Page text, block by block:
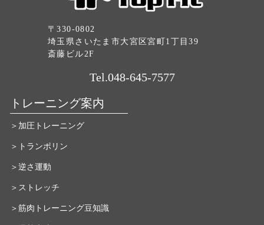
〒330-0802
埼玉県さいたま市大宮区宮町1丁目39
斎藤ビル2F
Tel.048-645-7577
トレーニング案内
＞加圧トレーニング
＞トランポリン
＞逆さ運動
＞ストレッチ
＞筋肉トレーニング豆知識